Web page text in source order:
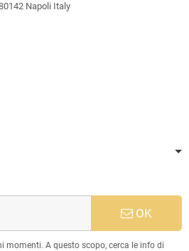
Napoli Italy
OK
momenti. A questo scopo, cerca le info di